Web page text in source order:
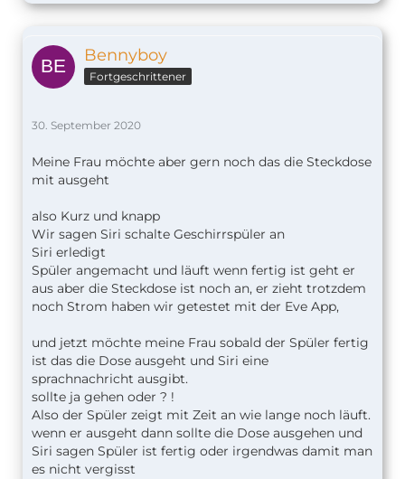
Bennyboy
Fortgeschrittener
30. September 2020
Meine Frau möchte aber gern noch das die Steckdose
mit ausgeht
also Kurz und knapp
Wir sagen Siri schalte Geschirrspüler an
Siri erledigt
Spüler angemacht und läuft wenn fertig ist geht er
aus aber die Steckdose ist noch an, er zieht trotzdem
noch Strom haben wir getestet mit der Eve App,
und jetzt möchte meine Frau sobald der Spüler fertig
ist das die Dose ausgeht und Siri eine
sprachnachricht ausgibt.
sollte ja gehen oder ? !
Also der Spüler zeigt mit Zeit an wie lange noch läuft.
wenn er ausgeht dann sollte die Dose ausgehen und
Siri sagen Spüler ist fertig oder irgendwas damit man
es nicht vergisst